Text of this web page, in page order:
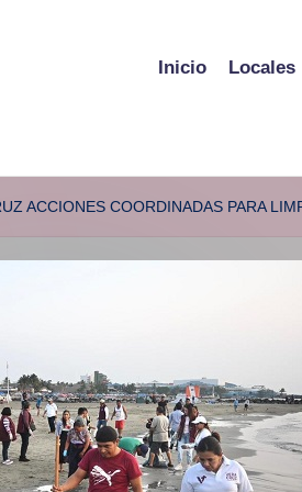
Inicio Locales
ACCIONES COORDINADAS PARA